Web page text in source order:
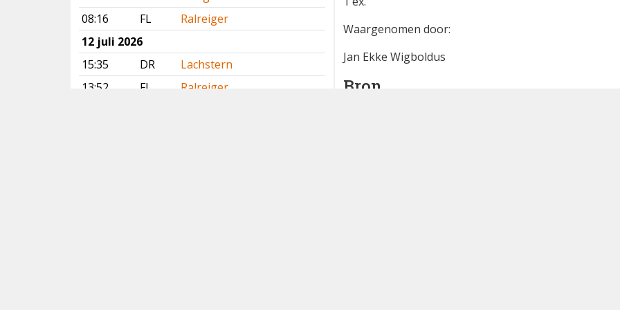
08:16
FL
Ralreiger
12 juli 2026
15:35
DR
Lachstern
13:52
FL
Ralreiger
Extra informatie